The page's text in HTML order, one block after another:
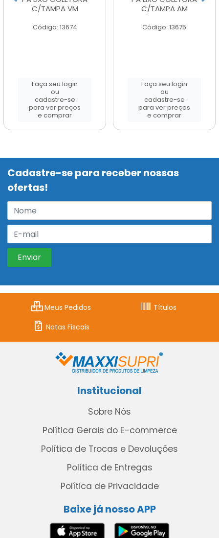
C/TAMPA VM
Código: 13674
Faça seu login
ou
cadastre-se
para ver preços
e comprar
C/TAMPA AM
Código: 13675
Faça seu login
ou
cadastre-se
para ver preços
e comprar
Cadastre-se para receber nossas
ofertas!
Meus Pedidos
Títulos
Notas Fiscais
Institucional
Sobre Nós
Política Gerais do E-commerce
Política de Trocas e Devoluções
Política de Entregas
Política de Privacidade
Baixe já nosso APP